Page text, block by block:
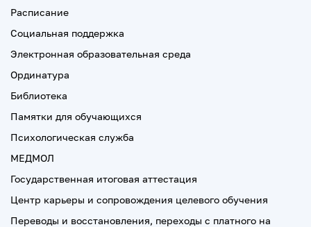
Расписание
Социальная поддержка
Электронная образовательная среда
Ординатура
Библиотека
Памятки для обучающихся
Психологическая служба
МЕДМОЛ
Государственная итоговая аттестация
Центр карьеры и сопровождения целевого обучения
Переводы и восстановления, переходы с платного на